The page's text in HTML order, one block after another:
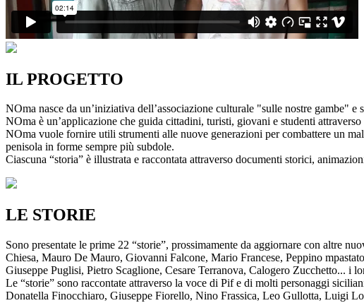
IL PROGETTO
NOma nasce da un’iniziativa dell’associazione culturale "sulle nostre gambe"
NOma è un’applicazione che guida cittadini, turisti, giovani e studenti
NOma vuole fornire utili strumenti alle nuove generazioni per combattere un
penisola in forme sempre più subdole.
Ciascuna “storia” è illustrata e raccontata attraverso documenti storici,
LE STORIE
Sono presentate le prime 22 “storie”, prossimamente da aggiornare con altre
Chiesa, Mauro De Mauro, Giovanni Falcone, Mario Francese, Peppino
Giuseppe Puglisi, Pietro Scaglione, Cesare Terranova, Calogero Zucchetto... i
Le “storie” sono raccontate attraverso la voce di Pif e di molti personaggi
Donatella Finocchiaro, Giuseppe Fiorello, Nino Frassica, Leo Gullotta, Luigi